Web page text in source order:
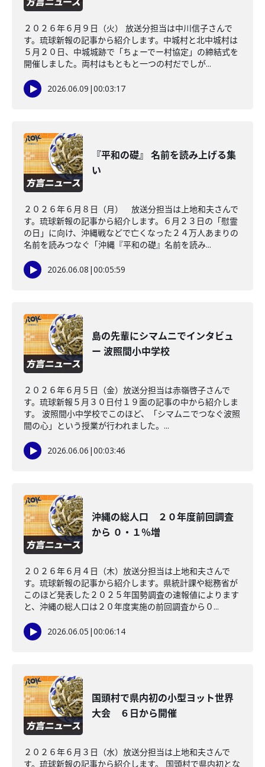
２０２６年６月９日（火） 放送分担当は中川信子さんで
す。琉球新報の記事から紹介します。中城村と北中城村は
５月２０日、中城城跡で「ちょーでー村協定」の締結式を
開催しました。両村はもともと一つの村だでしが...
2026.06.09 |00:03:17
『平和の礎』 名前を読み上げる集
い
２０２６年６月８日（月） 放送分担当は上地和夫さんで
す。琉球新報の記事から紹介します。６月２３日の「慰霊
の日」に向け、沖縄戦などで亡くなった２４万人あまりの
名前を読みつなぐ「沖縄『平和の礎』名前を読み...
2026.06.08 |00:05:59
島の先輩にシマムニでインタビュ
ー 波照間小中学校
２０２６年６月５日（金）放送分担当は赤嶺啓子さんで
す。琉球新報５月３０日付１９面の記事の中から紹介しま
す。 波照間小中学校でこのほど、「シマムニでつなぐ波照
間の心」という授業が行われました。...
2026.06.06 |00:03:46
沖縄の総人口 ２０年度前回調査
から ０・１％増
２０２６年６月４日（木）放送分担当は上地和夫さんで
す。琉球新報の記事から紹介します。県統計課や総務省が
このほど発表した２０２５年国勢調査の速報値によります
と、沖縄の総人口は２０年度実施の前回調査から０...
2026.06.05 |00:06:14
国頭村で県内初の小型ヨット世界
大会 ６日から開催
２０２６年６月３日（水）放送分担当は上地和夫さんで
す。琉球新報の記事から紹介します。 国頭村で県内初とな